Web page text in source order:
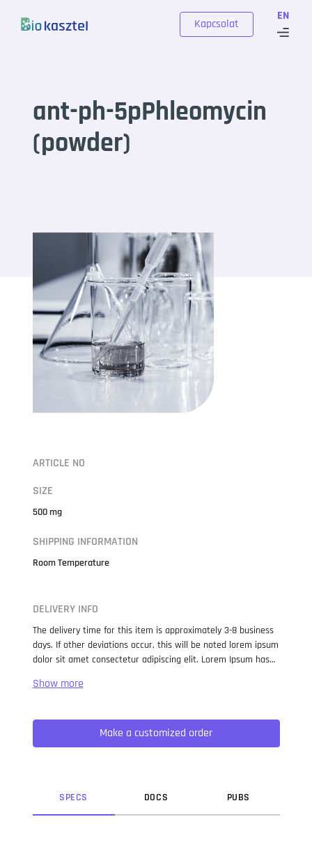
EN
Kapcsolat
ant-ph-5pPhleomycin
(powder)
ARTICLE NO
SIZE
500 mg
SHIPPING INFORMATION
Room Temperature
DELIVERY INFO
The delivery time for this item is approximately 3-8 business
days. If other deviations occur, this will be noted lorem ipsum
dolor sit amet consectetur adipiscing elit. Lorem Ipsum has
when an unknown printer took a galley of type and
not only five centuries, but also the leap into electronic
typesetting, remaining essentially unchanged. It was
popularised in the 1960s with the release of Letraset sheets
Make a customized order
SPECS DOCS PUBS